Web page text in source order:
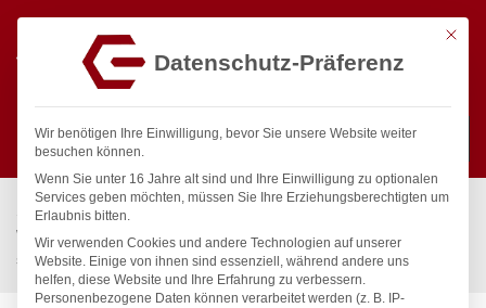
Suchen
Start / Gastronomiebedarf & Gastro Geräte für Profis
Wassertechnik
Wellnes
spa Kneipp’sche Garnitur 1/2″ Ø 20mm 3/4″ ÜM
Mit
Datenschutz-Präferenz
Wir benötigen Ihre Einwilligung, bevor Sie unsere Website weiter
besuchen können.
Wenn Sie unter 16 Jahre alt sind und Ihre Einwilligung zu optionalen
Services geben möchten, müssen Sie Ihre Erziehungsberechtigten um
Erlaubnis bitten.
Wir verwenden Cookies und andere Technologien auf unserer
Website. Einige von ihnen sind essenziell, während andere uns
helfen, diese Website und Ihre Erfahrung zu verbessern.
Personenbezogene Daten können verarbeitet werden (z. B. IP-